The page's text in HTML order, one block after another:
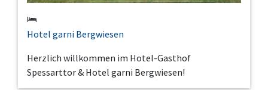
Hotel garni Bergwiesen
Herzlich willkommen im Hotel-Gasthof
Spessarttor & Hotel garni Bergwiesen!